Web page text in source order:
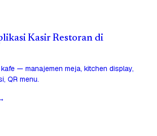
Kasir Restoran di
— manajemen meja, kitchen display,
QR menu.